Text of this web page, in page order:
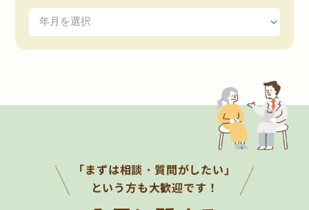
「まずは相談・質問がしたい」
という方も大歓迎です！